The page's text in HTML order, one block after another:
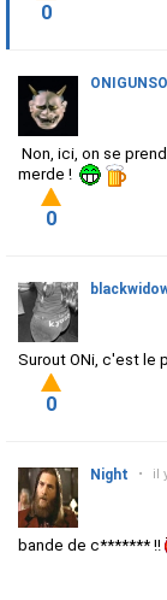
0
Non, ici, on se
merde !
0
Surout ONi, c'est
0
Night • il
bande de c******* !!